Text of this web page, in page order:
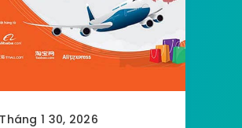
Tháng 1 30, 2026